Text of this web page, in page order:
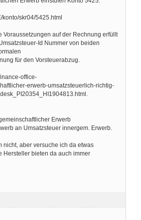
skr04/5425.html
Voraussetzungen auf der Rechnung erfüllt
Id Nummer von beiden
für den Vorsteuerabzug.
office-
erwerb-umsatzsteuerlich-richtig-
Erwerb
an Umsatzsteuer innergem. Erwerb.
nicht, aber versuche ich da etwas
Hersteller bieten da auch immer